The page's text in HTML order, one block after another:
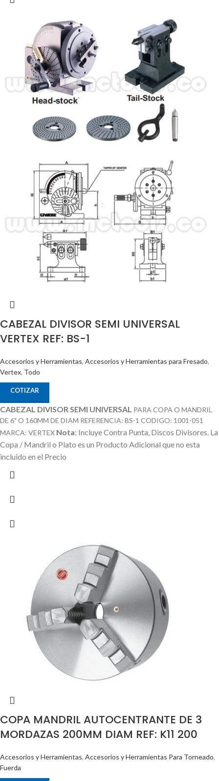
CABEZAL DIVISOR SEMI UNIVERSAL
VERTEX REF: BS-1
Accesorios y Herramientas, Accesorios y Herramientas para Fresado,
Vertex, Todo
COTIZAR
CABEZAL DIVISOR SEMI UNIVERSAL PARA COPA O MANDRIL
DE 6" O 160MM DE DIAM REFERENCIA: BS-1 CODIGO: 1001-051
MARCA: VERTEX Nota: Incluye Contra Punta, Discos Divisores. La
Copa / Mandril o Plato es un Producto Adicional que no esta
incluido en el Precio
COPA MANDRIL AUTOCENTRANTE DE 3
MORDAZAS 200MM DIAM REF: K11 200
Accesorios y Herramientas, Accesorios y Herramientas Para Torneado,
Fuerda